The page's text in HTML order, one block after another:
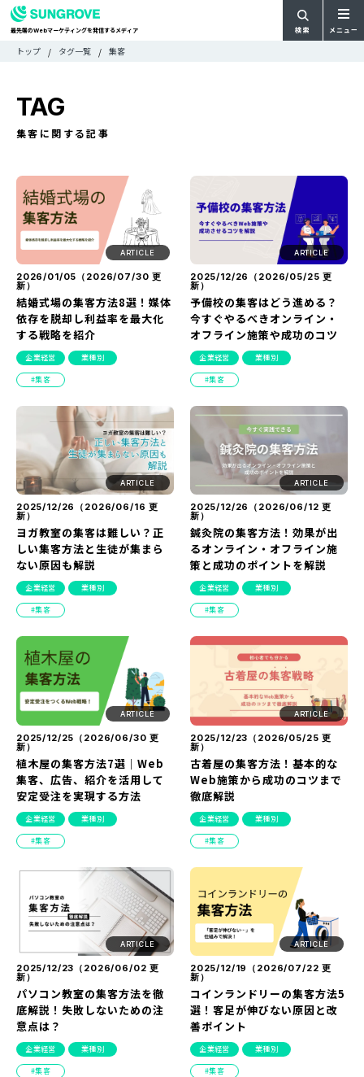
最先端のWebマーケティングを発信するメディア 検索 メニュー
ー
CATEGORY
カテゴリで探す
TAG
ライターで探す
FEATURE
特集
MOVIE
動画
DOCUMENT
お役立ち資料
お問い合わせ
広告掲載に関するお問い合わせ
『SUNGROVE』について
利用規約
広告掲載に関する規約
特定商取引法に基づく表記
プライバシーポリシー
運営会社
検
検
トップ タグ一覧 集客
TAG
集客に関する記事
ARTICLE
2026/01/05（ 2026/07/30 更
新）
結婚式場の集客方法8選！媒体
依存を脱却し利益率を最大化
する戦略を紹介
企業経営 業種別
集客
ARTICLE
2025/12/26（ 2026/05/25 更
新）
予備校の集客はどう進める？
今すぐやるべきオンライン・
オフライン施策や成功のコツ
企業経営 業種別
集客
ARTICLE
2025/12/26（ 2026/06/16 更
新）
ヨガ教室の集客は難しい？正
しい集客方法と生徒が集まら
ない原因も解説
企業経営 業種別
集客
ARTICLE
2025/12/26（ 2026/06/12 更
新）
鍼灸院の集客方法！効果が出
るオンライン・オフライン施
策と成功のポイントを解説
企業経営 業種別
集客
ARTICLE
2025/12/25（ 2026/06/30 更
新）
植木屋の集客方法7選｜Web
集客、広告、紹介を活用して
安定受注を実現する方法
企業経営 業種別
集客
ARTICLE
2025/12/23（ 2026/05/25 更
新）
古着屋の集客方法！基本的な
Web施策から成功のコツまで
徹底解説
企業経営 業種別
集客
ARTICLE
2025/12/23（ 2026/06/02 更
新）
パソコン教室の集客方法を徹
底解説！失敗しないための注
意点は？
企業経営 業種別
集客
ARTICLE
2025/12/19（ 2026/07/22 更
新）
コインランドリーの集客方法5
選！客足が伸びない原因と改
善ポイント
企業経営 業種別
集客